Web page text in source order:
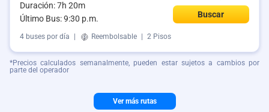
Duración: 7h 20m
Último Bus: 9:30 p.m.
Buscar
4 buses por día Reembolsable 2 Pisos
*Precios calculados semanalmente, pueden estar sujetos a cambios por
parte del operador
Ver más rutas